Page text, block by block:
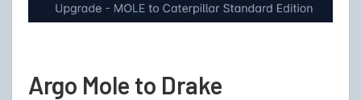
Argo Mole to Drake